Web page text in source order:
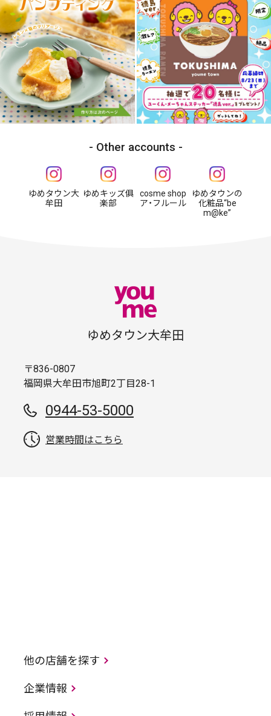
Other accounts
ゆめタウン大
牟田
ゆめキッズ俱
楽部
cosme shop
ア・フルール
ゆめタウンの
化粧品“be
m@ke”
ゆめタウン大牟田
〒836-0807
福岡県大牟田市旭町2丁目28-1
0944-53-5000
営業時間はこちら
他の店舗を探す
企業情報